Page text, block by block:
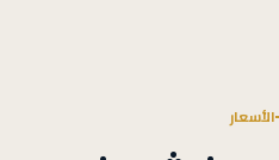
الأسعار